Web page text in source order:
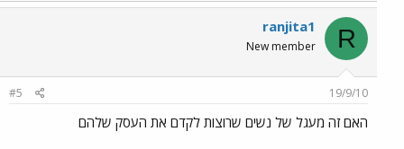
R
ranjita1
New member
19/9/10
#5
האם זה מעגל של נשים שרוצות לקדם את העסק שלהם